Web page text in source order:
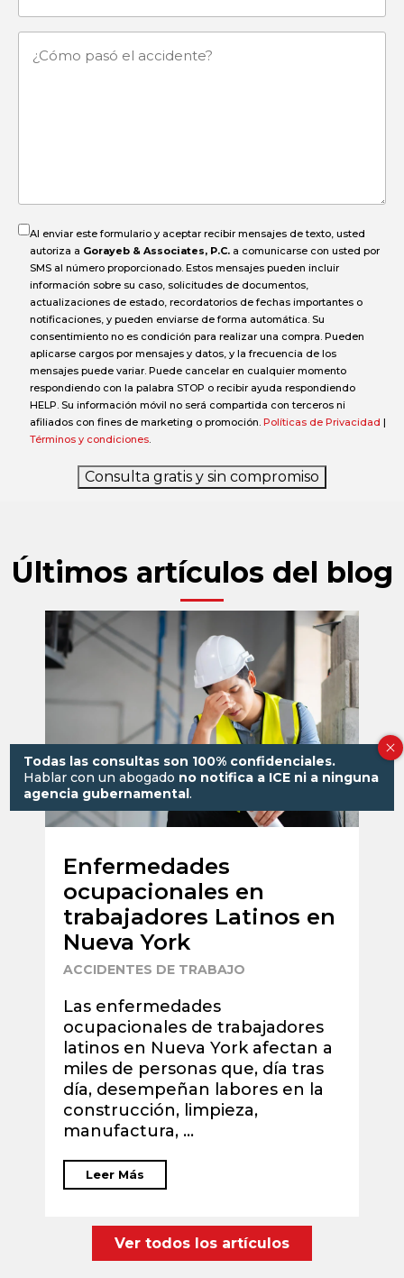
¿Cómo
Al enviar este formulario y aceptar recibir mensajes de texto, usted
autoriza a Gorayeb & Associates, P.C. a comunicarse con usted por
SMS al número proporcionado. Estos mensajes pueden incluir
información sobre su caso, solicitudes de documentos,
actualizaciones de estado, recordatorios de fechas importantes o
notificaciones, y pueden enviarse de forma automática. Su
consentimiento no es condición para realizar una compra. Pueden
aplicarse cargos por mensajes y datos, y la frecuencia de los
mensajes puede variar. Puede cancelar en cualquier momento
respondiendo con la palabra STOP o recibir ayuda respondiendo
HELP. Su información móvil no será compartida con terceros ni
afiliados con fines de marketing o promoción. Políticas de Privacidad |
Términos y condiciones.
Consulta gratis y sin compromiso
Últimos artículos del blog
Enfermedades
ocupacionales en
trabajadores Latinos en
Nueva York
ACCIDENTES DE TRABAJO
Las enfermedades
ocupacionales de trabajadores
latinos en Nueva York afectan a
miles de personas que, día tras
día, desempeñan labores en la
construcción, limpieza,
manufactura, ...
Leer Más
Ver todos los artículos
Todas las consultas son 100% confidenciales.
Hablar con un abogado no notifica a ICE ni a ninguna
agencia gubernamental.